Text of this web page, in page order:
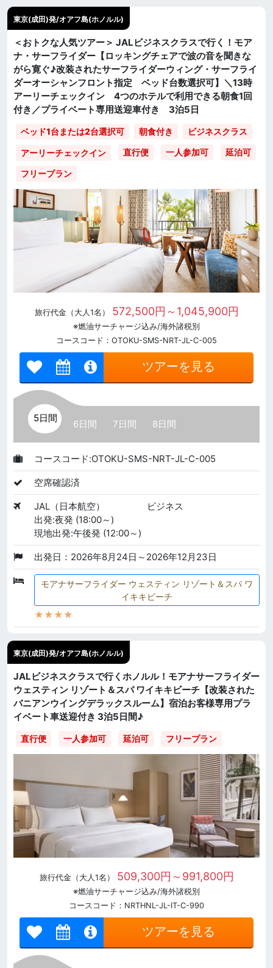
東京(成田)発/オアフ島(ホノルル)
＜おトクな人気ツアー＞ JALビジネスクラスで行く！モア
ナ・サーフライダー【ロッキングチェアで波の音を聞きな
がら寛ぐ♪改装されたサーフライダーウィング・サーフライ
ダーオーシャンフロント指定 ベッド台数選択可】＼13時
アーリーチェックイン 4つのホテルで利用できる朝食1回
付き／プライベート専用送迎車付き 3泊5日
ベッド1台または2台選択可 朝食付き ビジネスクラス
アーリーチェックイン 直行便 一人参加可 延泊可
フリープラン
旅行代金（大人1名） 572,500円～1,045,900円
※燃油サーチャージ込み/海外諸税別
コースコード：OTOKU-SMS-NRT-JL-C-005
ツアーを見る
5日間
6日間 7日間 8日間
コースコード:OTOKU-SMS-NRT-JL-C-005
空席確認済
JAL（日本航空）
ビジネス
出発:夜発 (18:00～)
現地出発:午後発 (12:00～)
出発日：2026年8月24日～2026年12月23日
モアナサーフライダー ウェスティン リゾート＆スパ ワ
イキキビーチ
★★★★
東京(成田)発/オアフ島(ホノルル)
JALビジネスクラスで行くホノルル！モアナサーフライダー
ウェスティン リゾート＆スパ ワイキキビーチ【改装された
バニアンウイングデラックスルーム】宿泊お客様専用プラ
イベート車送迎付き 3泊5日間♪
直行便 一人参加可 延泊可 フリープラン
旅行代金（大人1名） 509,300円～991,800円
※燃油サーチャージ込み/海外諸税別
コースコード：NRTHNL-JL-IT-C-990
ツアーを見る